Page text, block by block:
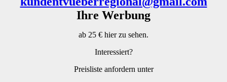
Ihre Werbung
ab 25 € hier zu sehen.
Interessiert?
Preisliste anfordern unter